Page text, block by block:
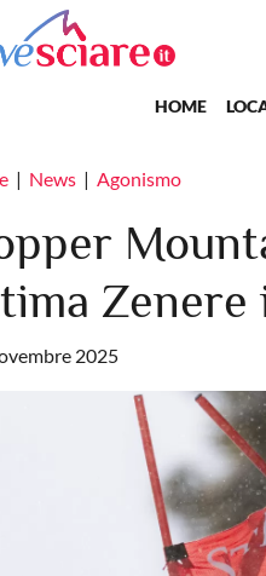
principale
Main
HOME
News Agonismo
Zenere
2025